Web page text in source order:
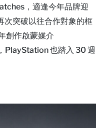
，適逢今年品牌迎
次突破以往合作對象的框
創作啟蒙媒介
PlayStation 也踏入 30 週